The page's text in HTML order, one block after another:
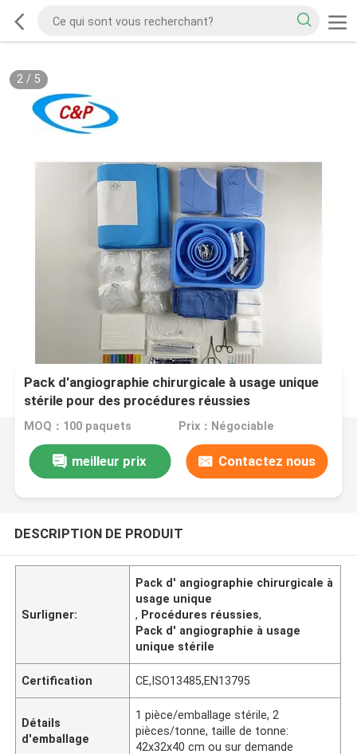
2/ 5
Pack d'angiographie chirurgicale à usage unique
stérile pour des procédures réussies
MOQ：100 paquets Prix：Négociable
meilleur prix Contactez nous
DESCRIPTION DE PRODUIT
Surligner:
Pack d' angiographie chirurgicale à
usage unique
, Procédures réussies,
Pack d' angiographie à usage
unique stérile
Certification CE,ISO13485,EN13795
Détails
d'emballage
1 pièce/emballage stérile, 2
pièces/tonne, taille de tonne:
42x32x40 cm ou sur demande